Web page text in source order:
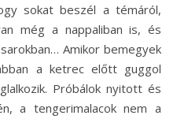
sokat beszél a témáról,
még a nappaliban is, és
Amikor bemegyek
a ketrec előtt guggol
Próbálok nyitott és
a tengerimalacok nem a